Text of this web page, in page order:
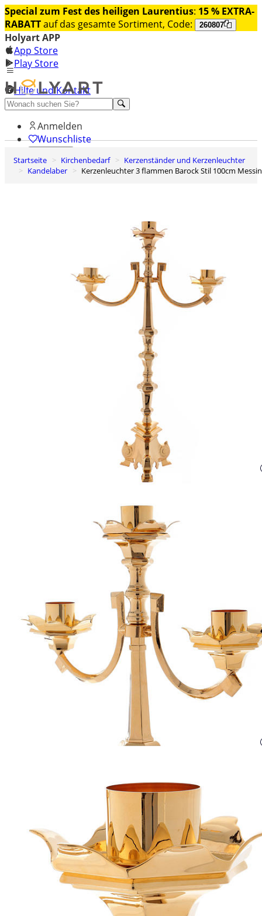
Special zum Fest des heiligen Laurentius: 15 % EXTRA-
RABATTauf das gesamte Sortiment, Code: 260807
Holyart APP
App Store
Play Store
Hilfe und Kontakt
Entdecken Sie Premium
Anmelden
Wunschliste
0
Warenkorb
Startseite Kirchenbedarf
Kerzenständer und Kerzenleuchter
Kandelaber
Kerzenleuchter 3 flammen Barock Stil 100cm